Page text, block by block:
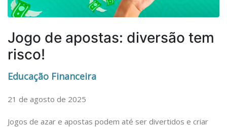
Jogo de apostas: diversão tem
risco!
Educação Financeira
21 de agosto de 2025
Jogos de azar e apostas podem até ser divertidos e criar